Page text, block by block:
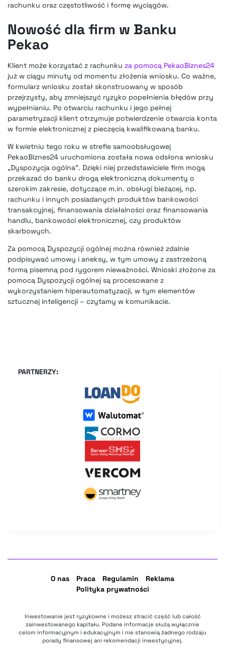
rachunku oraz częstotliwość i formę wyciągów.
Nowość dla firm w Banku
Pekao
Klient może korzystać z rachunku za pomocą PekaoBiznes24
już w ciągu minuty od momentu złożenia wniosku. Co ważne,
formularz wniosku został skonstruowany w sposób
przejrzysty, aby zmniejszyć ryzyko popełnienia błędów przy
wypełnianiu. Po otwarciu rachunku i jego pełnej
parametryzacji klient otrzymuje potwierdzenie otwarcia konta
w formie elektronicznej z pieczęcią kwalifikowaną banku.
W kwietniu tego roku w strefie samoobsługowej
PekaoBiznes24 uruchomiona została nowa odsłona wniosku
„Dyspozycja ogólna”. Dzięki niej przedstawiciele firm mogą
przekazać do banku drogą elektroniczną dokumenty o
szerokim zakresie, dotyczące m.in. obsługi bieżącej, np.
rachunku i innych posiadanych produktów bankowości
transakcyjnej, finansowania działalności oraz finansowania
handlu, bankowości elektronicznej, czy produktów
skarbowych.
Za pomocą Dyspozycji ogólnej można również zdalnie
podpisywać umowy i aneksy, w tym umowy z zastrzeżoną
formą pisemną pod rygorem nieważności. Wnioski złożone za
pomocą Dyspozycji ogólnej są procesowane z
wykorzystaniem hiperautomatyzacji, w tym elementów
sztucznej inteligencji – czytamy w komunikacie.
PARTNERZY:
O nas Praca Regulamin
Reklama
Polityka prywatności
Inwestowanie jest ryzykowne i możesz stracić część lub całość
zainwestowanego kapitału. Podane informacje służą wyłącznie
celom informacyjnym i edukacyjnym i nie stanowią żadnego rodzaju
porady finansowej ani rekomendacji inwestycyjnej.